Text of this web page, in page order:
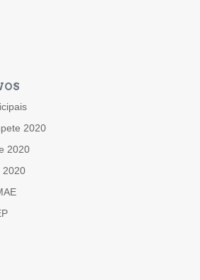
2020
2020
2020